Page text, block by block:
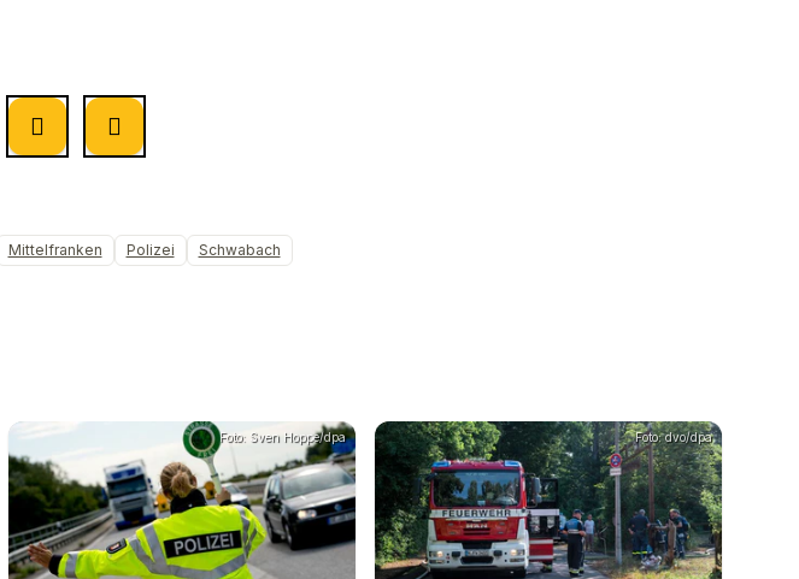
Mittelfranken Polizei Schwabach
Foto: Sven Hoppe/dpa Foto: dvo/dpa